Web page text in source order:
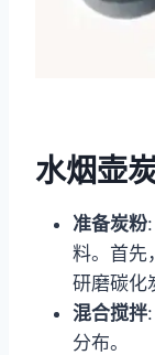
水烟壶
准备炭粉
料。首先
研磨碳化
混合搅拌
分布。